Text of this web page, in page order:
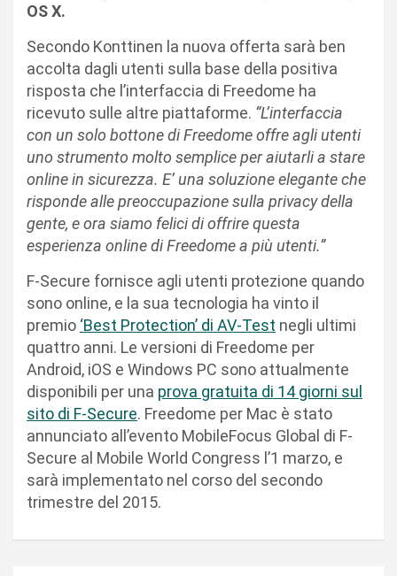
OS X.
Secondo Konttinen la nuova offerta sarà ben
accolta dagli utenti sulla base della positiva
risposta che l’interfaccia di Freedome ha
ricevuto sulle altre piattaforme. “L’interfaccia
con un solo bottone di Freedome offre agli utenti
uno strumento molto semplice per aiutarli a stare
online in sicurezza. E’ una soluzione elegante che
risponde alle preoccupazione sulla privacy della
gente, e ora siamo felici di offrire questa
esperienza online di Freedome a più utenti.”
F-Secure fornisce agli utenti protezione quando
sono online, e la sua tecnologia ha vinto il
premio ‘Best Protection’ di AV-Test negli ultimi
quattro anni. Le versioni di Freedome per
Android, iOS e Windows PC sono attualmente
disponibili per una prova gratuita di 14 giorni sul
sito di F-Secure. Freedome per Mac è stato
annunciato all’evento MobileFocus Global di F-
Secure al Mobile World Congress l’1 marzo, e
sarà implementato nel corso del secondo
trimestre del 2015.